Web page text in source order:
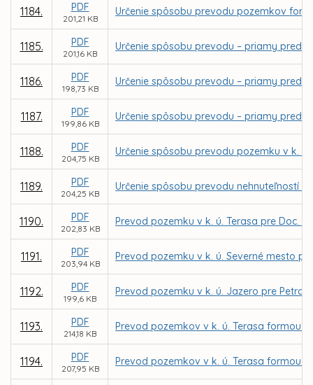
1184. PDF
201,21 KB
Určenie spôsobu prevodu pozemkov
1185. PDF
201,16 KB
Určenie spôsobu prevodu – priamy
1186. PDF
198,73 KB
Určenie spôsobu prevodu – priamy
1187. PDF
199,86 KB
Určenie spôsobu prevodu – priamy
1188. PDF
204,75 KB
Určenie spôsobu prevodu pozemku v k.
1189. PDF
204,25 KB
Určenie spôsobu prevodu nehnuteľností -
1190. PDF
202,83 KB
Prevod pozemku v k. ú. Terasa pre Doc.
1191. PDF
203,94 KB
Prevod pozemku v k. ú. Severné mesto
1192. PDF
199,6 KB
Prevod pozemku v k. ú. Jazero pre
1193. PDF
214,18 KB
Prevod pozemkov v k. ú. Terasa formou
1194. PDF
207,95 KB
Prevod pozemkov v k. ú. Terasa formou